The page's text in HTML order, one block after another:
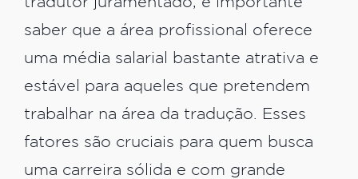
tradutor juramentado, é importante
saber que a área profissional oferece
uma média salarial bastante atrativa e
estável para aqueles que pretendem
trabalhar na área da tradução. Esses
fatores são cruciais para quem busca
uma carreira sólida e com grande